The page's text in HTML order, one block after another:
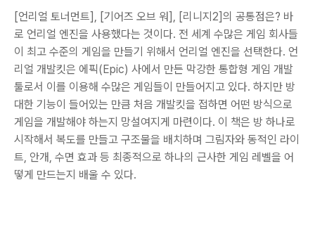
[언리얼 토너먼트], [기어즈 오브 워], [리니지2]의 공통점은? 바
로 언리얼 엔진을 사용했다는 것이다. 전 세계 수많은 게임 회사들
이 최고 수준의 게임을 만들기 위해서 언리얼 엔진을 선택한다. 언
리얼 개발킷은 에픽(Epic) 사에서 만든 막강한 통합형 게임 개발
툴로서 이를 이용해 수많은 게임들이 만들어지고 있다. 하지만 방
대한 기능이 들어있는 만큼 처음 개발킷을 접하면 어떤 방식으로
게임을 개발해야 하는지 망설여지게 마련이다. 이 책은 방 하나로
시작해서 복도를 만들고 구조물을 배치하며 그림자와 동적인 라이
트, 안개, 수면 효과 등 최종적으로 하나의 근사한 게임 레벨을 어
떻게 만드는지 배울 수 있다.